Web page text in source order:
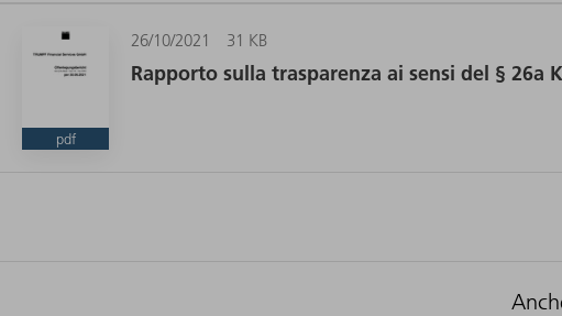
pdf
26/10/2021 31 KB
Rapporto sulla trasparenza ai sensi del § 26a